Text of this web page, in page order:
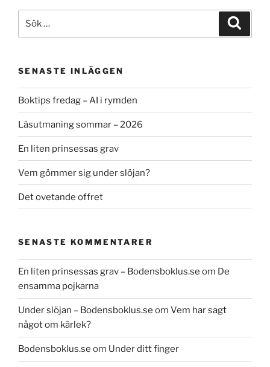
efter:
SENASTE INLÄGGEN
Boktips fredag – AI i rymden
Läsutmaning sommar – 2026
En liten prinsessas grav
Vem gömmer sig under slöjan?
Det ovetande offret
SENASTE KOMMENTARER
En liten prinsessas grav – Bodensboklus.se om De
ensamma pojkarna
Under slöjan – Bodensboklus.se om Vem har sagt
något om kärlek?
Bodensboklus.se om Under ditt finger